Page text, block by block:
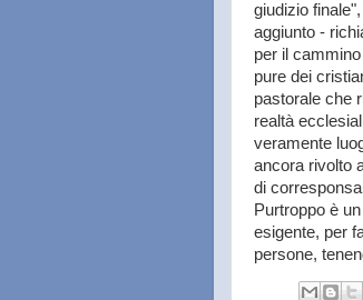
giudizio
aggiunto -
per il
pure dei
pastorale che
realtà
veramente
ancora rivolto
di
Purtroppo è
esigente, per
persone,